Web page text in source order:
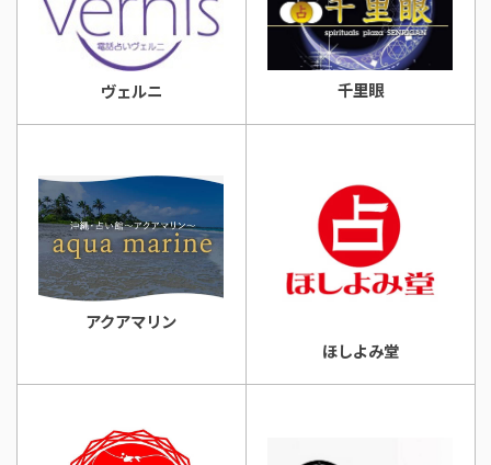
ヴェルニ 千里眼
アクアマリン
ほしよみ堂